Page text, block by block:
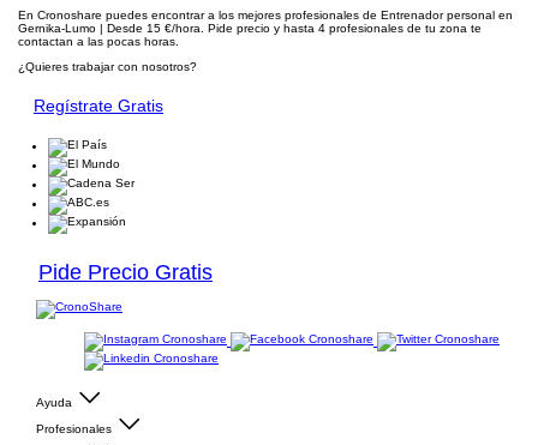
En Cronoshare puedes encontrar a los mejores profesionales de Entrenador personal en
Gernika-Lumo | Desde 15 €/hora. Pide precio y hasta 4 profesionales de tu zona te
contactan a las pocas horas.
¿Quieres trabajar con nosotros?
Regístrate Gratis
Pide Precio Gratis
Ayuda
Profesionales